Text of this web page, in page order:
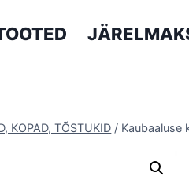
KOPAD, TÕSTUKID / Kaubaaluse